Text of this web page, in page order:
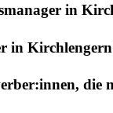
in
in Kirchlengern
die